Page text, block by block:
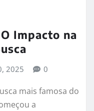
Impacto na
2025 0
mais famosa do
a